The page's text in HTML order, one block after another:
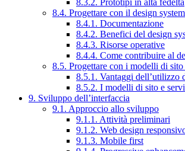
8.4. Progettare con il design
8.4.1. Documentazione
8.4.2. Benefici del design
8.4.3. Risorse operative
8.4.4. Come contribuire al
8.5. Progettare con i modelli di sito
8.5.1. Vantaggi dell’utilizzo
8.5.2. I modelli di sito e
9. Sviluppo dell’interfaccia
9.1. Approccio allo sviluppo
9.1.1. Attività preliminari
9.1.2. Web design
9.1.3. Mobile first